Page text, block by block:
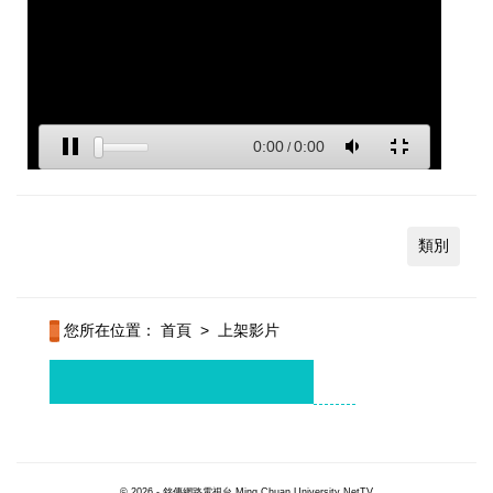
類別
您所在位置： 首頁 > 上架影片